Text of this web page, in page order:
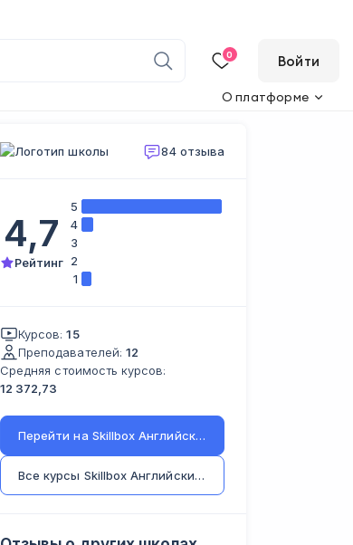
0 Войти
О платформе
84 отзыва
4,7
Рейтинг
5
4
3
2
1
Курсов:15
Преподавателей: 12
Средняя стоимость курсов:
12 372,73
Перейти на Skillbox Английский (Kespa)
Все курсы Skillbox Английский (Kespa)